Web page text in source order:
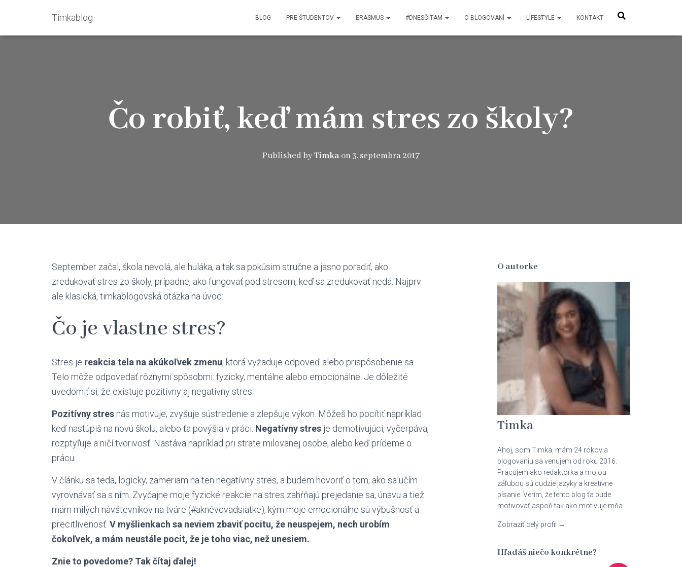
Timkablog BLOG PRE ŠTUDENTOV ERASMUS #DNESČÍTAM O BLOGOVANÍ LIFESTYLE KONTAKT
Čo robiť, keď mám stres zo školy?
Published byTimkaon3. septembra 2017
September začal, škola nevolá, ale huláka, a tak sa pokúsim stručne a jasno poradiť, ako
zredukovať stres zo školy, prípadne, ako fungovať pod stresom, keď sa zredukovať nedá. Najprv
ale klasická, timkablogovská otázka na úvod:
Čo je vlastne stres?
Stres je reakcia tela na akúkoľvek zmenu, ktorá vyžaduje odpoveď alebo prispôsobenie sa.
Telo môže odpovedať rôznymi spôsobmi: fyzicky, mentálne alebo emocionálne. Je dôležité
uvedomiť si, že existuje pozitívny aj negatívny stres.
Pozitívny stres nás motivuje, zvyšuje sústredenie a zlepšuje výkon. Môžeš ho pocítiť napríklad
keď nastúpiš na novú školu, alebo ťa povýšia v práci. Negatívny stres je demotivujúci, vyčerpáva,
rozptyľuje a ničí tvorivosť. Nastáva napríklad pri strate milovanej osobe, alebo keď prídeme o
prácu.
V článku sa teda, logicky, zameriam na ten negatívny stres, a budem hovoriť o tom, ako sa učím
vyrovnávať sa s ním. Zvyčajne moje fyzické reakcie na stres zahŕňajú prejedanie sa, únavu a tiež
mám milých návštevníkov na tváre (#aknévdvadsiatke), kým moje emocionálne sú výbušnosť a
precitlivenosť. V myšlienkach sa neviem zbaviť pocitu, že neuspejem, nech urobím
čokoľvek, a mám neustále pocit, že je toho viac, než unesiem.
Znie to povedome? Tak čítaj ďalej!
O autorke
Timka
Ahoj, som Timka, mám 24 rokov a
blogovaniu sa venujem od roku 2016.
Pracujem ako redaktorka a mojou
záľubou sú cudzie jazyky a kreatívne
písanie. Verím, že tento blog ťa bude
motivovať aspoň tak ako motivuje mňa.
Zobraziť celý profil →
Hľadáš niečo konkrétne?